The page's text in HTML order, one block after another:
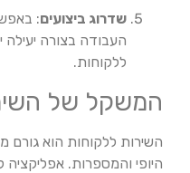
שדרוג ביצועים:
העבודה בצורה יעילה
ללקוחות.
המשקל של
השירות ללקוחות הוא
היופי והמספרות. אפליקציה